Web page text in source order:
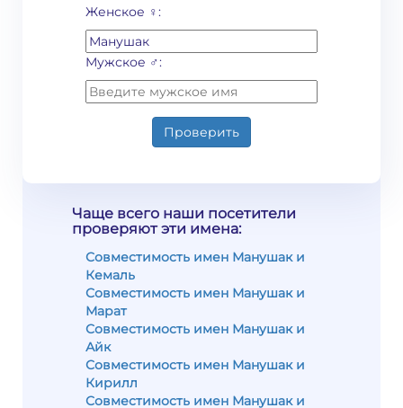
Женское ♀:
Мужское ♂:
Проверить
Чаще всего наши посетители
проверяют эти имена:
Совместимость имен Манушак и
Кемаль
Совместимость имен Манушак и
Марат
Совместимость имен Манушак и
Айк
Совместимость имен Манушак и
Кирилл
Совместимость имен Манушак и